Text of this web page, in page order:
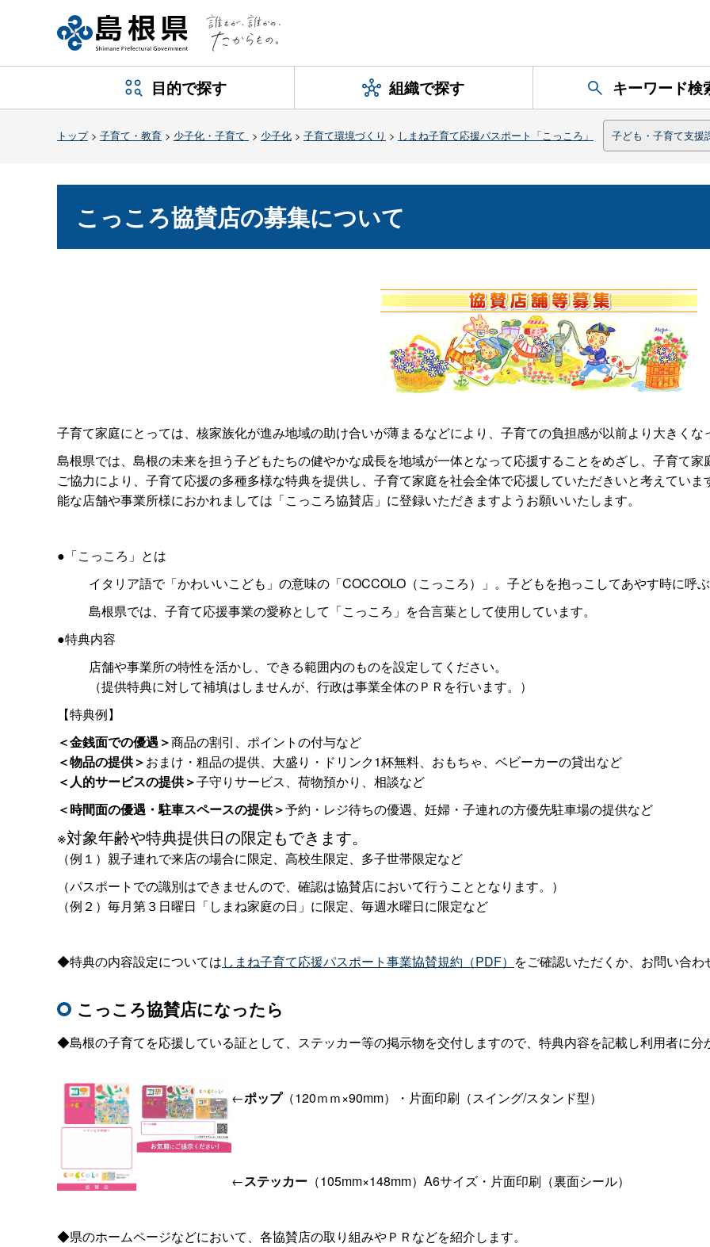
目的で探す 組織で探す キーワード検
トップ> 子育て・教育 > 少子化・子育て > 少子化 > 子育て環境づくり > しまね子育て応援パスポート「こっころ」 子ども・子育て支援
こっころ協賛店の募集について
子育て家庭にとっては、核家族化が進み地域の助け合いが薄まるなどにより、子育ての負担感が以前より大きくな
島根県では、島根の未来を担う子どもたちの健やかな成長を地域が一体となって応援することをめざし、子育て
ご協力により、子育て応援の多種多様な特典を提供し、子育て家庭を社会全体で応援していただきいと考えてい
能な店舗や事業所様におかれましては「こっころ協賛店」に登録いただきますようお願いいたします。
●「こっころ」とは
イタリア語で「かわいいこども」の意味の「COCCOLO（こっころ）」。子どもを抱っこしてあやす時に呼
島根県では、子育て応援事業の愛称として「こっころ」を合言葉として使用しています。
●特典内容
店舗や事業所の特性を活かし、できる範囲内のものを設定してください。
（提供特典に対して補填はしませんが、行政は事業全体のＰＲを行います。）
【特典例】
＜金銭面での優遇＞商品の割引、ポイントの付与など
＜物品の提供＞おまけ・粗品の提供、大盛り・ドリンク1杯無料、おもちゃ、ベビーカーの貸出など
＜人的サービスの提供＞子守りサービス、荷物預かり、相談など
＜時間面の優遇・駐車スペースの提供＞予約・レジ待ちの優遇、妊婦・子連れの方優先駐車場の提供など
※対象年齢や特典提供日の限定もできます。
（例１）親子連れで来店の場合に限定、高校生限定、多子世帯限定など
（パスポートでの識別はできませんので、確認は協賛店において行うこととなります。）
（例２）毎月第３日曜日「しまね家庭の日」に限定、毎週水曜日に限定など
◆特典の内容設定についてはしまね子育て応援パスポート事業協賛規約（PDF） をご確認いただくか、お問い合わ
こっころ協賛店になったら
◆島根の子育てを応援している証として、ステッカー等の掲示物を交付しますので、特典内容を記載し利用者に分
←ポップ（120ｍｍ×90mm）・片面印刷（スイング/スタンド型）
←ステッカー （105mm×148mm）A6サイズ・片面印刷（裏面シール）
◆県のホームページなどにおいて、各協賛店の取り組みやＰＲなどを紹介します。